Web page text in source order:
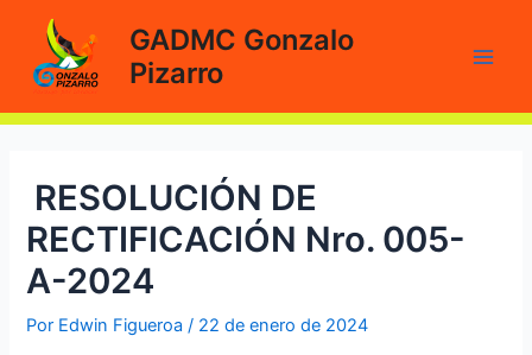
contenido
GADMC Gonzalo
Pizarro
RESOLUCIÓN DE
RECTIFICACIÓN Nro. 005-
A-2024
Por Edwin Figueroa/ 22 de enero de 2024